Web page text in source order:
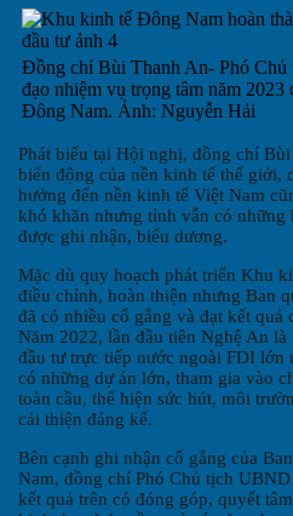
Đồng chí Bùi Thanh An- Phó
đạo nhiệm vụ trọng tâm năm
Đông Nam. Ảnh: Nguyễn Hải
Phát biểu tại Hội nghị, đồng chí
biến động của nền kinh tế thế giới,
hưởng đến nền kinh tế Việt Nam
khó khăn nhưng tỉnh vẫn có những
được ghi nhận, biểu dương.
Mặc dù quy hoạch phát triển Khu
điều chỉnh, hoàn thiện nhưng Ban
đã có nhiều cố gắng và đạt kết quả
Năm 2022, lần đầu tiên Nghệ An
đầu tư trực tiếp nước ngoài FDI lớn
có những dự án lớn, tham gia vào
toàn cầu, thể hiện sức hút, môi
cải thiện đáng kể.
Bên cạnh ghi nhận cố gắng của
Nam, đồng chí Phó Chủ tịch
kết quả trên có đóng góp, quyết